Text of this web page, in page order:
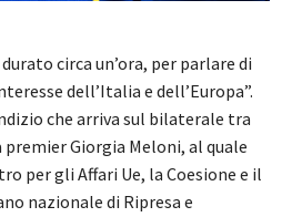
circa un’ora, per parlare di
dell’Italia e dell’Europa”.
che arriva sul bilaterale tra
premier Giorgia Meloni, al quale
per gli Affari Ue, la Coesione e il
nazionale di Ripresa e